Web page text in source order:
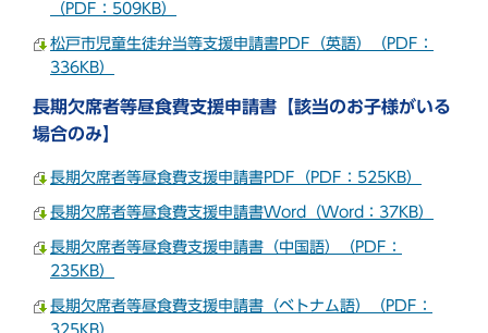
（PDF：509KB）
松戸市児童生徒弁当等支援申請書PDF（英語）（PDF：
336KB）
長期欠席者等昼食費支援申請書【該当のお子様がいる
場合のみ】
長期欠席者等昼食費支援申請書PDF（PDF：525KB）
長期欠席者等昼食費支援申請書Word（Word：37KB）
長期欠席者等昼食費支援申請書（中国語）（PDF：
235KB）
長期欠席者等昼食費支援申請書（ベトナム語）（PDF：
325KB）